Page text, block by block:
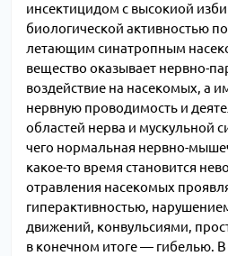
инсектицидом с высокиой
биологической активностью
летающим синатропным
вещество оказывает нервно-
воздействие на насекомых, а
нервную проводимость и
областей нерва и мускульной
чего нормальная нервно-
какое-то время становится
отравления насекомых
гиперактивностью,
движений, конвульсиями,
в конечном итоге — гибелью. В